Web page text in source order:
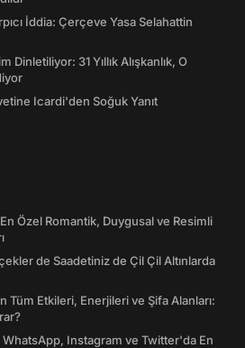
İddia: Çerçeve Yasa Selahattin
Dinletiliyor: 31 Yıllık Alışkanlık, O
Icardi'den Soğuk Yanıt
Özel Romantik, Duygusal ve Resimli
de Saadetiniz de Çil Çil Altınlarda
Tüm Etkileri, Enerjileri ve Şifa Alanları:
Instagram ve Twitter'da En